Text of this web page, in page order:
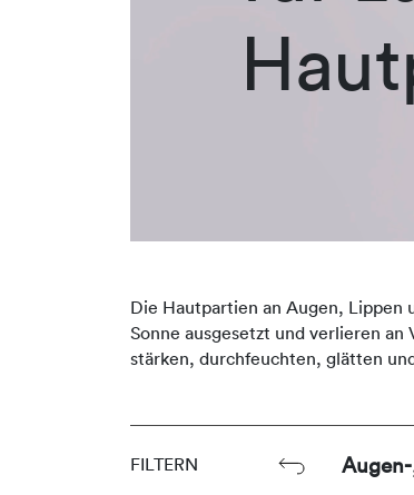
Die Hautpartien an Augen, Lippen
Sonne ausgesetzt und verlieren
stärken, durchfeuchten, glätten
FILTERN